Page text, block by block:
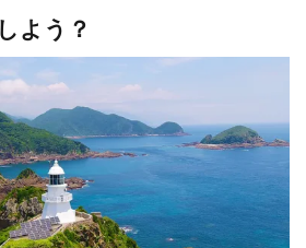
よう？